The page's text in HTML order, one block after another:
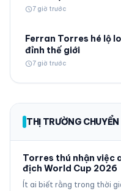
schedule7 giờ trước
Ferran Torres hé lộ
đỉnh thế giới
schedule7 giờ trước
THỊ TRƯỜNG
Torres thú nhận việc
địch World Cup 2026
Ít ai biết rằng trong thời